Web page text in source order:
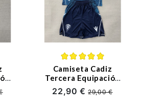
Camiseta Cadiz
Tercera Equipación
2025/2026 Azul Niño
Kit
22,90 €29,00 €